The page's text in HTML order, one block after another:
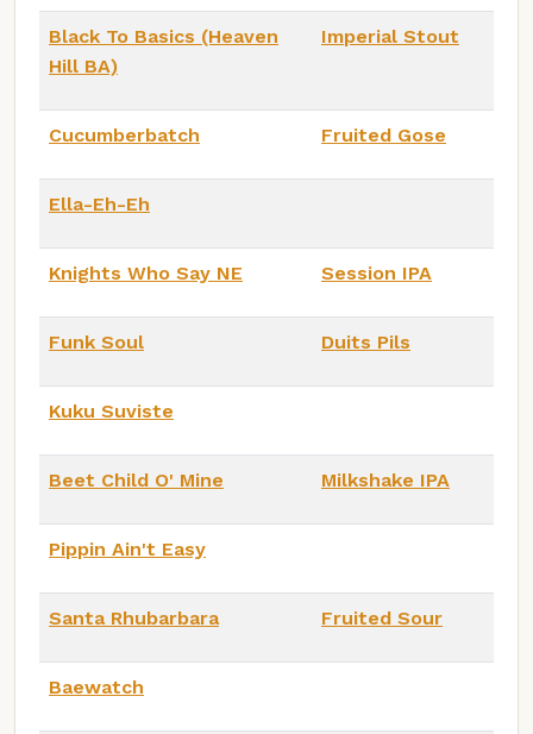
Black To Basics (Heaven
Hill BA)
Imperial Stout
Cucumberbatch Fruited Gose
Ella-Eh-Eh
Knights Who Say NE Session IPA
Funk Soul Duits Pils
Kuku Suviste
Beet Child O' Mine Milkshake IPA
Pippin Ain't Easy
Santa Rhubarbara Fruited Sour
Baewatch